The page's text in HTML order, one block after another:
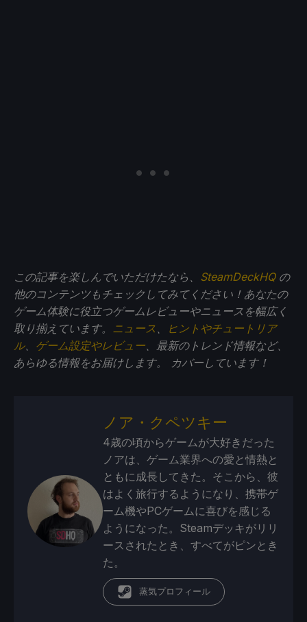
この記事を楽しんでいただけたなら、 SteamDeckHQの
他のコンテンツもチェックしてみてください！あなたの
ゲーム体験に役立つゲームレビューやニュースを幅広く
取り揃えています。 ニュース
ヒントやチュートリア
ル、 ゲーム設定やレビュー 、最新のトレンド情報など、
あらゆる情報をお届けします。
カバーしています！
ノア・クペツキー
4歳の頃からゲームが大好きだった
ノアは、ゲーム業界への愛と情熱と
ともに成長してきた。そこから、彼
はよく旅行するようになり、携帯ゲ
ーム機やPCゲームに喜びを感じる
ようになった。Steamデッキがリリ
ースされたとき、すべてがピンとき
た。
蒸気プロフィール